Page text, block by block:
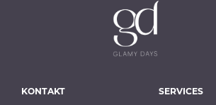
KONTAKT
SERVICES